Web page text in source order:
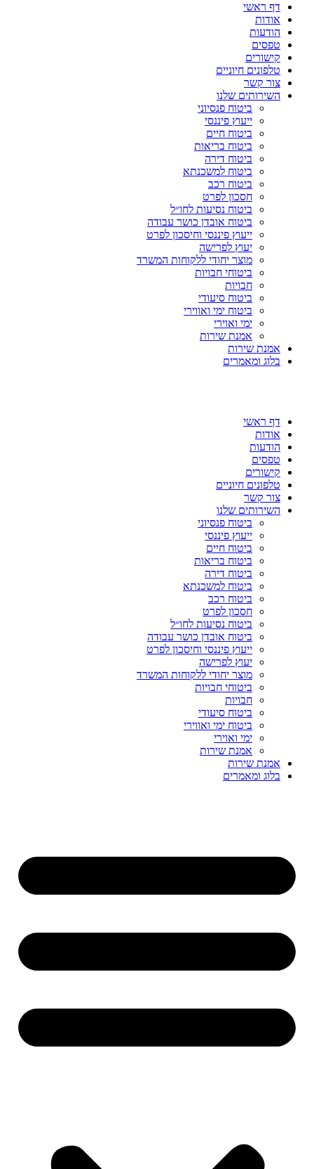
דף ראשי
אודות
הודעות
טפסים
קישורים
טלפונים חיוניים
צור קשר
השירותים שלנו
ביטוח פנסיוני
ייעוץ פיננסי
ביטוח חיים
ביטוח בריאות
ביטוח דירה
ביטוח למשכנתא
ביטוח רכב
חסכון לפרט
ביטוח נסיעות לחו״ל
ביטוח אובדן כושר עבודה
ייעוץ פיננסי וחיסכון לפרט
יעוץ לפרישה
מוצר יחודי ללקוחות המשרד
ביטוחי חבויות
חבויות
ביטוח סיעודי
ביטוח ימי ואווירי
ימי ואוירי
אמנת שירות
אמנת שירות
בלוג ומאמרים
דף ראשי
אודות
הודעות
טפסים
קישורים
טלפונים חיוניים
צור קשר
השירותים שלנו
ביטוח פנסיוני
ייעוץ פיננסי
ביטוח חיים
ביטוח בריאות
ביטוח דירה
ביטוח למשכנתא
ביטוח רכב
חסכון לפרט
ביטוח נסיעות לחו״ל
ביטוח אובדן כושר עבודה
ייעוץ פיננסי וחיסכון לפרט
יעוץ לפרישה
מוצר יחודי ללקוחות המשרד
ביטוחי חבויות
חבויות
ביטוח סיעודי
ביטוח ימי ואווירי
ימי ואוירי
אמנת שירות
אמנת שירות
בלוג ומאמרים